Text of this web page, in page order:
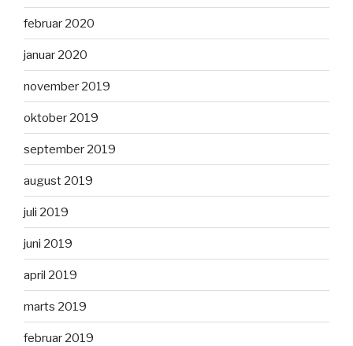
februar 2020
januar 2020
november 2019
oktober 2019
september 2019
august 2019
juli 2019
juni 2019
april 2019
marts 2019
februar 2019